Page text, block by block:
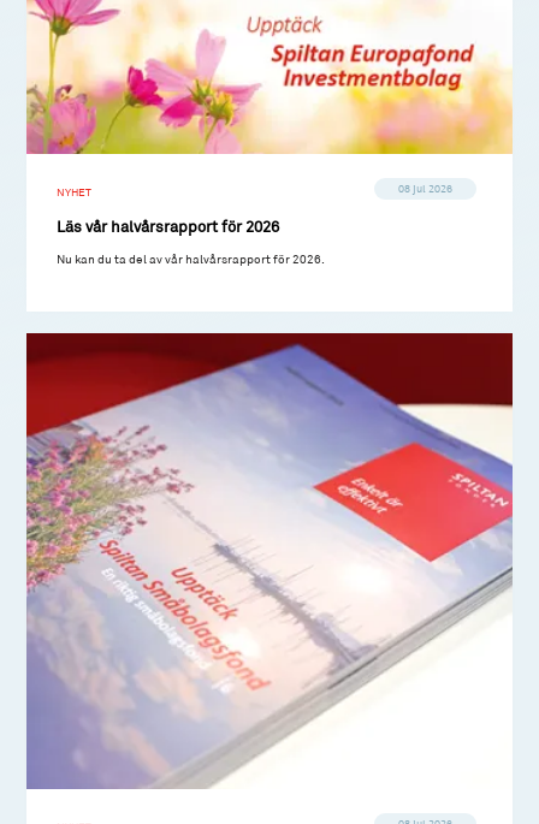
NYHET 08 jul 2026
Läs vår halvårsrapport för 2026
Nu kan du ta del av vår halvårsrapport för 2026.